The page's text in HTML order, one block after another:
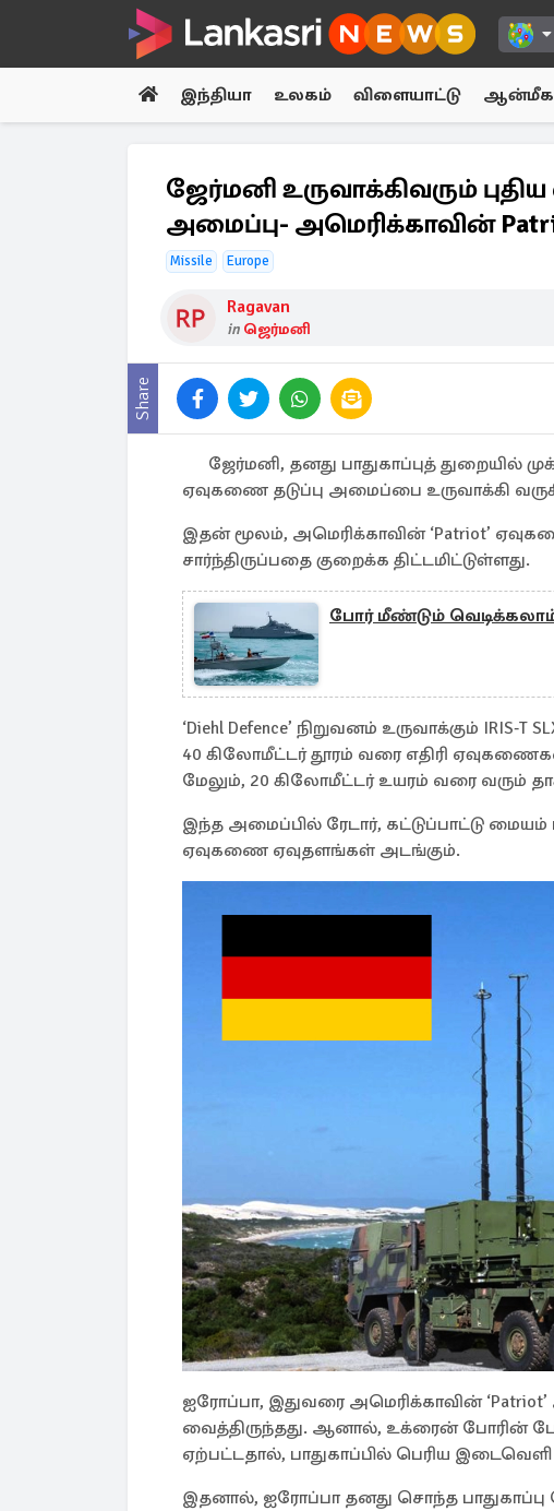
இந்தியா உலகம் விளையாட்டு
ஜேர்மனி உருவாக்கிவரும்
அமைப்பு- அமெரிக்காவின்
Missile Europe
Ragavan
in ஜெர்மனி
Share
ஜேர்மனி, தனது பாதுகாப்புத் துறையில்
ஏவுகணை தடுப்பு அமைப்பை உருவாக்கி
இதன் மூலம், அமெரிக்காவின் ‘Patriot’
சார்ந்திருப்பதை குறைக்க திட்டமிட்டுள்ளது.
போர் மீண்டும்
‘Diehl Defence’ நிறுவனம் உருவாக்கும்
40 கிலோமீட்டர் தூரம் வரை எதிரி
மேலும், 20 கிலோமீட்டர் உயரம் வரை வரும்
இந்த அமைப்பில் ரேடார், கட்டுப்பாட்டு
ஏவுகணை ஏவுதளங்கள் அடங்கும்.
ஐரோப்பா, இதுவரை அமெரிக்காவின்
வைத்திருந்தது. ஆனால், உக்ரைன் போரின்
ஏற்பட்டதால், பாதுகாப்பில் பெரிய இடைவெளி
இதனால், ஐரோப்பா தனது சொந்த